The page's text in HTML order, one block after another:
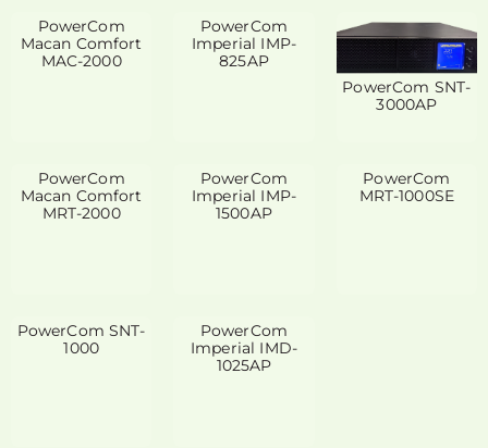
PowerCom
Macan Comfort
MAC-2000
PowerCom
Imperial IMP-
825AP
PowerCom SNT-
3000AP
PowerCom
Macan Comfort
MRT-2000
PowerCom
Imperial IMP-
1500AP
PowerCom
MRT-1000SE
PowerCom SNT-
1000
PowerCom
Imperial IMD-
1025AP